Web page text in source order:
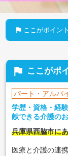
flag ここがポイント
flag ここがポ
パート・アルバ
学歴・資格・経
献できる介護の
兵庫県西脇市に
医療と介護の連